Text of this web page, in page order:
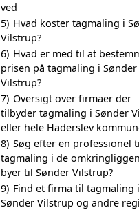
ved
5) Hvad koster tagmaling i
Vilstrup?
6) Hvad er med til at
prisen på tagmaling i Sønder
Vilstrup?
7) Oversigt over firmaer der
tilbyder tagmaling i Sønder
eller hele Haderslev
8) Søg efter en professionel
tagmaling i de
byer til Sønder Vilstrup?
9) Find et firma til tagmaling i
Sønder Vilstrup og andre